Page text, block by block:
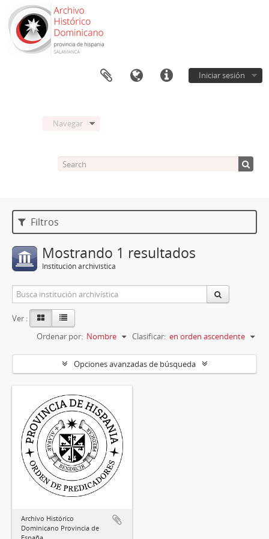
Iniciar sesión
Navegar
Filtros
Mostrando 1 resultados
Institución archivística
Ver :
Ordenar por: Nombre Clasificar: en orden ascendente
Opciones avanzadas de búsqueda
Archivo Histórico
Dominicano Provincia de